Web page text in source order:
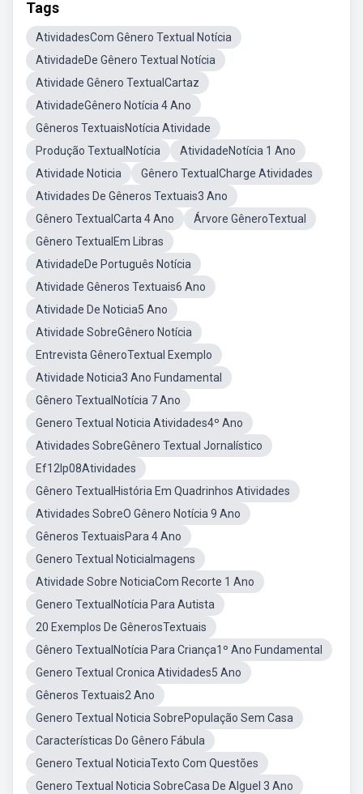
Tags
AtividadesCom Gênero Textual Notícia
AtividadeDe Gênero Textual Notícia
Atividade Gênero TextualCartaz
AtividadeGênero Notícia 4 Ano
Gêneros TextuaisNotícia Atividade
Produção TextualNotícia
AtividadeNotícia 1 Ano
Atividade Noticia
Gênero TextualCharge Atividades
Atividades De Gêneros Textuais3 Ano
Gênero TextualCarta 4 Ano
Árvore GêneroTextual
Gênero TextualEm Libras
AtividadeDe Português Notícia
Atividade Gêneros Textuais6 Ano
Atividade De Noticia5 Ano
Atividade SobreGênero Notícia
Entrevista GêneroTextual Exemplo
Atividade Noticia3 Ano Fundamental
Gênero TextualNotícia 7 Ano
Genero Textual Noticia Atividades4º Ano
Atividades SobreGênero Textual Jornalístico
Ef12lp08Atividades
Gênero TextualHistória Em Quadrinhos Atividades
Atividades SobreO Gênero Notícia 9 Ano
Gêneros TextuaisPara 4 Ano
Genero Textual NoticiaImagens
Atividade Sobre NoticiaCom Recorte 1 Ano
Genero TextualNotícia Para Autista
20 Exemplos De GênerosTextuais
Gênero TextualNotícia Para Criança1º Ano Fundamental
Genero Textual Cronica Atividades5 Ano
Gêneros Textuais2 Ano
Genero Textual Noticia SobrePopulação Sem Casa
Características Do Gênero Fábula
Genero Textual NoticiaTexto Com Questões
Genero Textual Noticia SobreCasa De Alguel 3 Ano